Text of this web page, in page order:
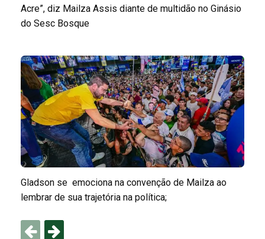
Acre”, diz Mailza Assis diante de multidão no Ginásio
do Sesc Bosque
Gladson se emociona na convenção de Mailza ao
lembrar de sua trajetória na política;